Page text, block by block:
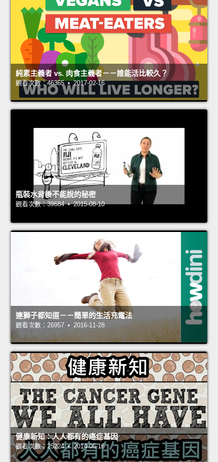
純素主義者 vs. 肉食主義者－－誰能活比較久？
觀看次數：46365 • 2017-02-16
瓶裝水背後不能說的秘密
觀看次數：39684 • 2015-08-10
連獅子都知道－－簡單的生活充電法
觀看次數：26957 • 2016-11-28
健康新知：人人都有的癌症基因
觀看次數：25224 • 2014-06-16